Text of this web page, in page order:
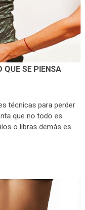
QUE SE PIENSA
técnicas para perder
que no todo es
o libras demás es